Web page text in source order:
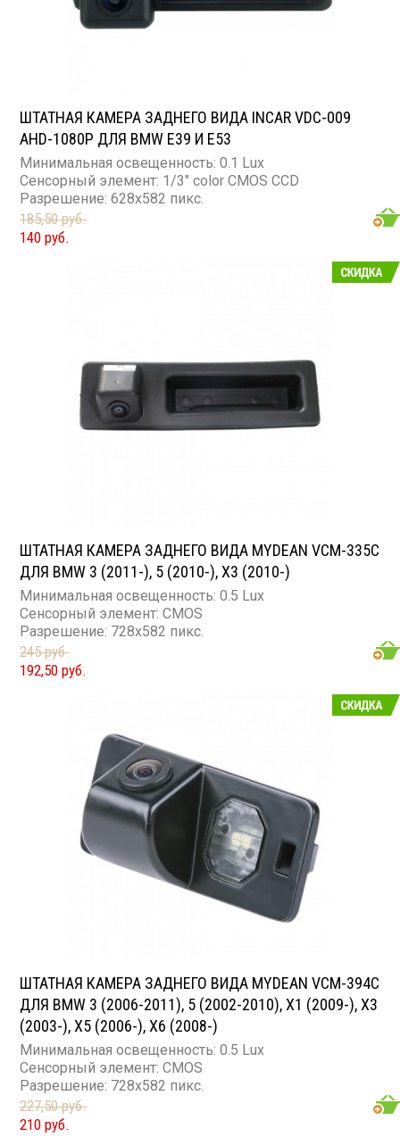
ШТАТНАЯ КАМЕРА ЗАДНЕГО ВИДА INCAR VDC-009
AHD-1080P ДЛЯ BMW E39 И E53
Минимальная освещенность: 0.1 Lux
Сенсорный элемент: 1/3" color CMOS CCD
Разрешение: 628x582 пикс.
185,50 руб.
140 руб.
ШТАТНАЯ КАМЕРА ЗАДНЕГО ВИДА MYDEAN VCM-335C
ДЛЯ BMW 3 (2011-), 5 (2010-), X3 (2010-)
Минимальная освещенность: 0.5 Lux
Сенсорный элемент: CMOS
Разрешение: 728x582 пикс.
245 руб.
192,50 руб.
ШТАТНАЯ КАМЕРА ЗАДНЕГО ВИДА MYDEAN VCM-394C
ДЛЯ BMW 3 (2006-2011), 5 (2002-2010), X1 (2009-), X3
(2003-), X5 (2006-), X6 (2008-)
Минимальная освещенность: 0.5 Lux
Сенсорный элемент: CMOS
Разрешение: 728x582 пикс.
227,50 руб.
210 руб.